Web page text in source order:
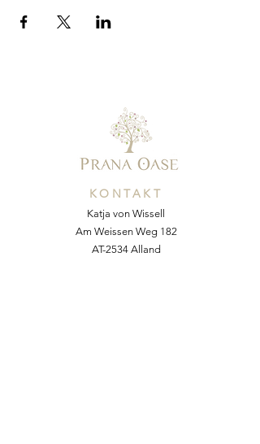
KONTAKT
Katja von Wissell
Am Weissen Weg 182
AT-2534 Alland